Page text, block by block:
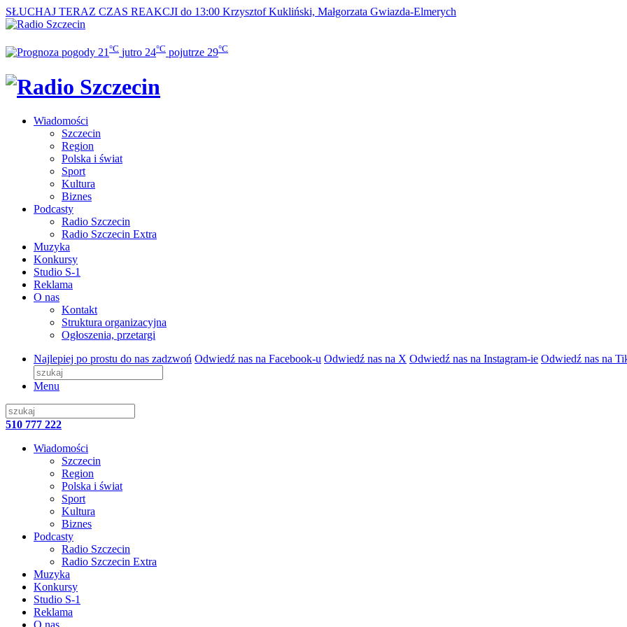
SŁUCHAJ TERAZ CZAS REAKCJI do 13:00 Krzysztof Kukliński, Małgorzata Gwiazda-Elmerych
21 °C jutro 24°C pojutrze 29°C
Wiadomości
Szczecin
Region
Polska i świat
Sport
Kultura
Biznes
Podcasty
Radio Szczecin
Radio Szczecin Extra
Muzyka
Konkursy
Studio S-1
Reklama
O nas
Kontakt
Struktura organizacyjna
Ogłoszenia, przetargi
Najlepiej po prostu do nas zadzwoń Odwiedź nas na Facebook-u Odwiedź nas na X Odwiedź nas na Instagram-ie Odwiedź nas na
Menu
510 777 222
Wiadomości
Szczecin
Region
Polska i świat
Sport
Kultura
Biznes
Podcasty
Radio Szczecin
Radio Szczecin Extra
Muzyka
Konkursy
Studio S-1
Reklama